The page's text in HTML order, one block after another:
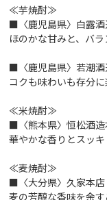
≪芋焼酎≫
■〈鹿児島県〉白露酒
ほのかな甘みと、バラ
■〈鹿児島県〉若潮酒
コクも味わいも存分に
≪米焼酎≫
■〈熊本県〉恒松酒造
華やかな香りとスッキ
≪麦焼酎≫
■〈大分県〉久家本店
麦の芳醇な香味を余す